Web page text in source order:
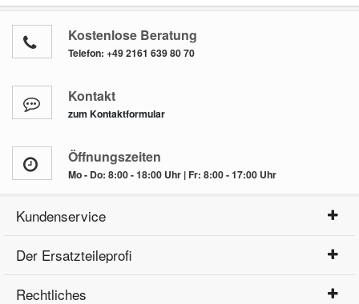
Kostenlose Beratung
Telefon: +49 2161 639 80 70
Kontakt
zum Kontaktformular
Öffnungszeiten
Mo - Do: 8:00 - 18:00 Uhr | Fr: 8:00 - 17:00 Uhr
Kundenservice
Der Ersatzteileprofi
Rechtliches